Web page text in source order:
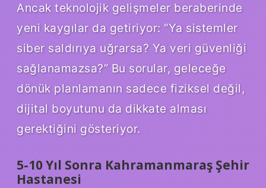
Ancak teknolojik gelişmeler beraberinde
yeni kaygılar da getiriyor: “Ya sistemler
siber saldırıya uğrarsa? Ya veri güvenliği
sağlanamazsa?” Bu sorular, geleceğe
dönük planlamanın sadece fiziksel değil,
dijital boyutunu da dikkate alması
gerektiğini gösteriyor.
5-10 Yıl Sonra Kahramanmaraş Şehir
Hastanesi